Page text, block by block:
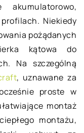
Niekiedy
pożądanych
kątowa do
Na szczególną
, uznawane za
proste w
montaż
montażu,